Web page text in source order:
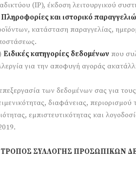
(IP), έκδοση λειτουργικού
Πληροφορίες και ιστορικό
κατάσταση παραγγελίας,
Ειδικές κατηγορίες δεδομένων που
για την αποφυγή αγοράς
των δεδομένων σας για
διαφάνειας,
εμπιστευτικότητας και
ΤΡΟΠΟΣ ΣΥΛΛΟΓΗΣ ΠΡΟΣΩΠΙΚΩΝ